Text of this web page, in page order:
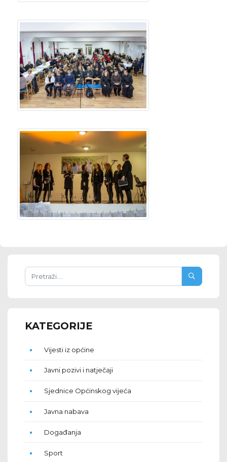
KATEGORIJE
Vijesti iz općine
Javni pozivi i natječaji
Sjednice Općinskog vijeća
Javna nabava
Događanja
Sport